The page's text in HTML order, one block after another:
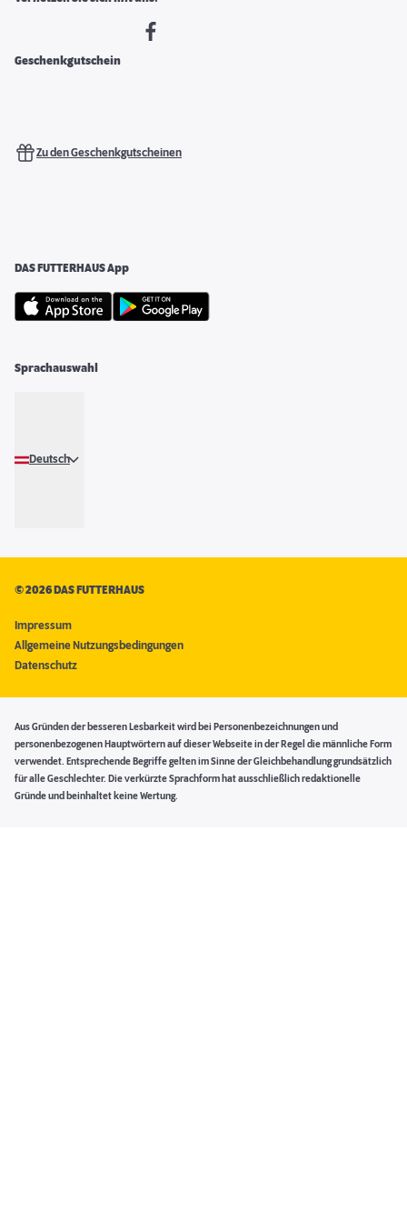
Geschenkgutschein
Zu den Geschenkgutscheinen
DAS FUTTERHAUS App
Sprachauswahl
Deutsch
©2026 DAS FUTTERHAUS
Impressum
Allgemeine Nutzungsbedingungen
Datenschutz
Aus Gründen der besseren Lesbarkeit wird bei Personenbezeichnungen und
personenbezogenen Hauptwörtern auf dieser Webseite in der Regel die männliche Form
verwendet. Entsprechende Begriffe gelten im Sinne der Gleichbehandlung grundsätzlich
für alle Geschlechter. Die verkürzte Sprachform hat ausschließlich redaktionelle
Gründe und beinhaltet keine Wertung.